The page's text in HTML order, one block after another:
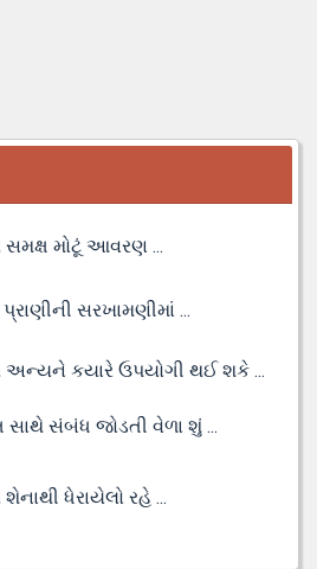
મોટૂં આવરણ ...
સરખામણીમાં ...
અન્યને કયારે ઉપયોગી થઈ શકે ...
સાથે સંબંધ જોડતી વેળા શું ...
ધેરાયેલો રહે ...